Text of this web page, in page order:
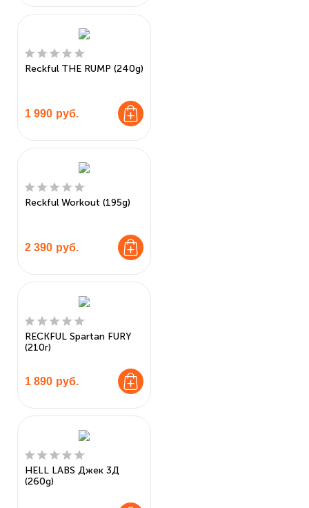
Reckful THE RUMP (240g)
1 990 руб.
Reckful Workout (195g)
2 390 руб.
RECKFUL Spartan FURY
(210г)
1 890 руб.
HELL LABS Джек 3Д
(260g)